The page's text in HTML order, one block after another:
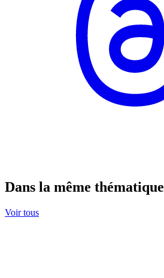
Dans la même thématique
Voir tous